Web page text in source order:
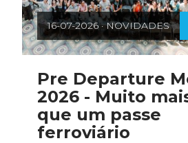
16-07-2026 · NOVIDADES
Pre Departure
2026 - Muito
que um passe
ferroviário